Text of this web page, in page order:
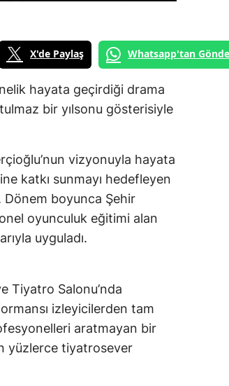
X'de Paylaş Whatsapp'tan
hayata geçirdiği drama
bir yılsonu gösterisiyle
vizyonuyla hayata
katkı sunmayı hedefleyen
Dönem boyunca Şehir
oyunculuk eğitimi alan
uyguladı.
Tiyatro Salonu’nda
izleyicilerden tam
aratmayan bir
yüzlerce tiyatrosever